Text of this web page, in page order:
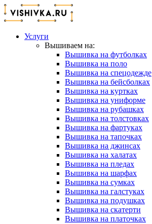
Услуги
Вышиваем на:
Вышивка на футболках
Вышивка на поло
Вышивка на спецодежде
Вышивка на бейсболках
Вышивка на куртках
Вышивка на униформе
Вышивка на рубашках
Вышивка на толстовках
Вышивка на фартуках
Вышивка на тапочках
Вышивка на джинсах
Вышивка на халатах
Вышивка на пледах
Вышивка на шарфах
Вышивка на сумках
Вышивка на галстуках
Вышивка на подушках
Вышивка на скатерти
Вышивка на платочках